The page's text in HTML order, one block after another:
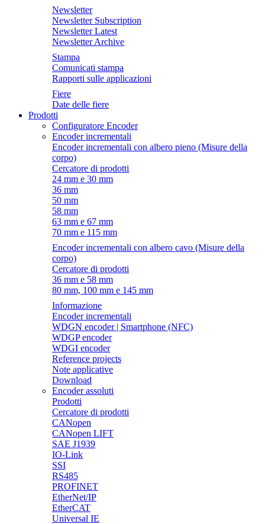
Newsletter
Newsletter Subscription
Newsletter Latest
Newsletter Archive
Stampa
Comunicati stampa
Rapporti sulle applicazioni
Fiere
Date delle fiere
Prodotti
Configuratore Encoder
Encoder incrementali
Encoder incrementali con albero pieno (Misure della
corpo)
Cercatore di prodotti
24 mm e 30 mm
36 mm
50 mm
58 mm
63 mm e 67 mm
70 mm e 115 mm
Encoder incrementali con albero cavo (Misure della
corpo)
Cercatore di prodotti
36 mm e 58 mm
80 mm, 100 mm e 145 mm
Informazione
Encoder incrementali
WDGN encoder | Smartphone (NFC)
WDGP encoder
WDGI encoder
Reference projects
Note applicative
Download
Encoder assoluti
Prodotti
Cercatore di prodotti
CANopen
CANopen LIFT
SAE J1939
IO-Link
SSI
RS485
PROFINET
EtherNet/IP
EtherCAT
Universal IE